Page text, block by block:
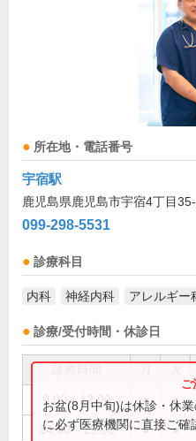
所在地・電話番号
宇宿駅
鹿児島県鹿児島市宇宿4丁目
099-298-5531
診療科目
内科 神経内科 アレルギー
診療/受付時間・休診日
9:00～12:00 ● ●
14:00～19:00 ● ●
お盆(8月中旬)は休診・休
に必ず医療機関に直接ご確